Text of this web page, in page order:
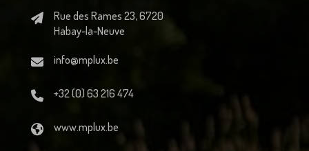
Rue des Rames 23, 6720
Habay-la-Neuve
info@mplux.be
+32 (0) 63 216 474
www.mplux.be